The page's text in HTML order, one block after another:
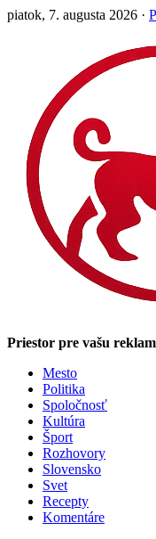
piatok, 7. augusta 2026 ·
Priestor pre vašu
Mesto
Politika
Spoločnosť
Kultúra
Šport
Rozhovory
Slovensko
Svet
Recepty
Komentáre